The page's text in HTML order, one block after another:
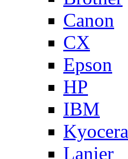
Canon
CX
Epson
HP
IBM
Kyocera
Lanier